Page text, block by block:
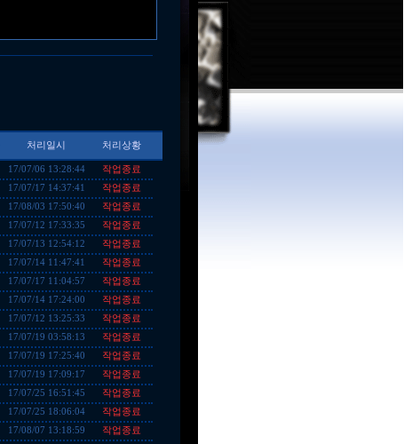
처리일시 처리상황
17/07/06 13:28:44
작업종료
17/07/17 14:37:41
작업종료
17/08/03 17:50:40
작업종료
17/07/12 17:33:35
작업종료
17/07/13 12:54:12
작업종료
17/07/14 11:47:41
작업종료
17/07/17 11:04:57
작업종료
17/07/14 17:24:00
작업종료
17/07/12 13:25:33
작업종료
17/07/19 03:58:13
작업종료
17/07/19 17:25:40
작업종료
17/07/19 17:09:17
작업종료
17/07/25 16:51:45
작업종료
17/07/25 18:06:04
작업종료
17/08/07 13:18:59
작업종료